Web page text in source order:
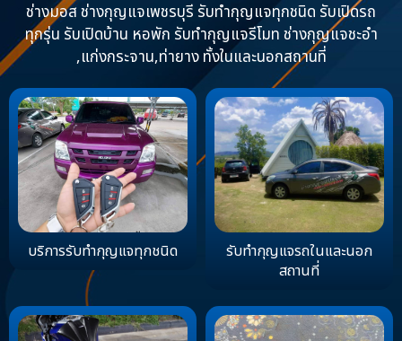
ช่างมอส ช่างกุญแจเพชรบุรี รับทำกุญแจทุกชนิด รับเปิดรถ
ทุกรุ่น รับเปิดบ้าน หอพัก รับทำกุญแจรีโมท ช่างกุญแจชะอำ
,แก่งกระจาน,ท่ายาง ทั้งในและนอกสถานที่
บริการรับทำกุญแจทุกชนิด
รับทำกุญแจรถในและนอก
สถานที่